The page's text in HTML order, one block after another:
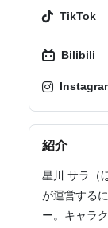
TikTok
Bilibili
紹介
星川 サラ（
が運営する
ー。キャラ